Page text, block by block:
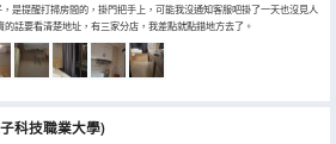
是提醒打掃房間的，掛門把手上，可能我沒通知客服吧掛了一天也沒見人
的話要看清楚地址，有三家分店，我差點就點錯地方去了。
科技職業大學)